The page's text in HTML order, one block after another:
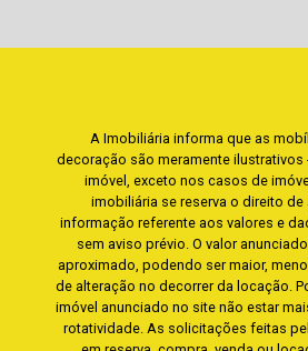
A Imobiliária informa que as
decoração são meramente ilustrativos
imóvel, exceto nos casos de
imobiliária se reserva o direito de
informação referente aos valores e
sem aviso prévio. O valor
aproximado, podendo ser maior,
de alteração no decorrer da locação.
imóvel anunciado no site não estar
rotatividade. As solicitações feitas